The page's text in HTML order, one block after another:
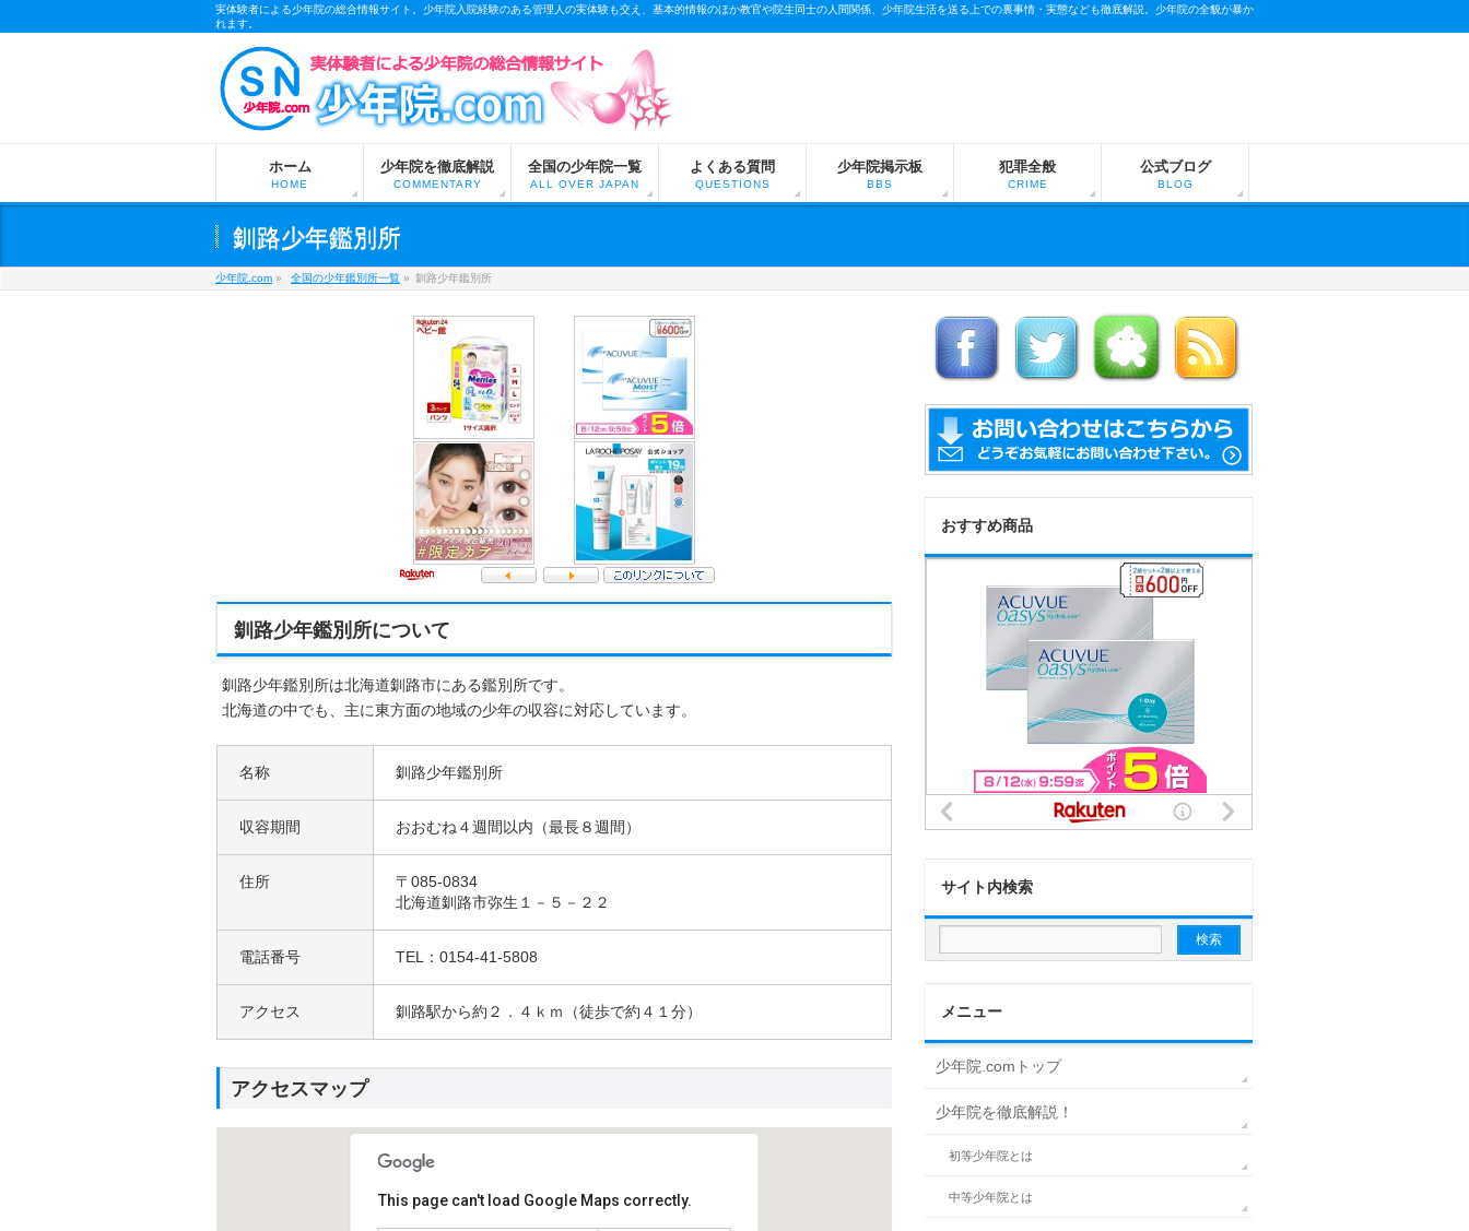
実体験者による少年院の総合情報サイト。少年院入院経験のある管理人の実体験も交え、基本的情報のほか教官や院生同士の人間関係、少年院生活を送る上での裏事情・実態なども徹底解説。少年院の全貌が暴か
れます。
ホーム
HOME
少年院を徹底解説
COMMENTARY
全国の少年院一覧
ALL OVER JAPAN
よくある質問
QUESTIONS
少年院掲示板
BBS
犯罪全般
CRIME
公式ブログ
BLOG
釧路少年鑑別所
少年院.com » 全国の少年鑑別所一覧 » 釧路少年鑑別所
釧路少年鑑別所について
釧路少年鑑別所は北海道釧路市にある鑑別所です。
北海道の中でも、主に東方面の地域の少年の収容に対応しています。
名称 釧路少年鑑別所
収容期間 おおむね４週間以内（最長８週間）
住所
〒085-0834
北海道釧路市弥生１－５－２２
電話番号 TEL：0154-41-5808
アクセス 釧路駅から約２．４ｋｍ（徒歩で約４１分）
アクセスマップ
This page can't load Google Maps correctly.
おすすめ商品
サイト内検索
メニュー
少年院.comトップ
少年院を徹底解説！
初等少年院とは
中等少年院とは